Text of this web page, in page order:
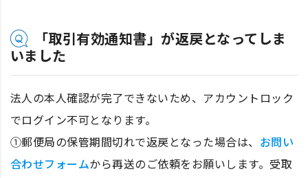
「取引有効通知書」が返戻となってしま
いました
法人の本人確認が完了できないため、アカウントロック
でログイン不可となります。
①郵便局の保管期間切れで返戻となった場合は、 お問い
合わせフォームから再送のご依頼をお願いします。受取